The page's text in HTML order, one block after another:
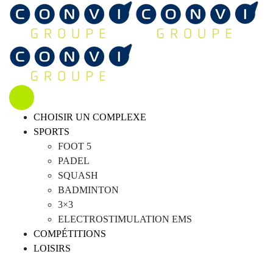
CHOISIR UN COMPLEXE
SPORTS
FOOT 5
PADEL
SQUASH
BADMINTON
3×3
ELECTROSTIMULATION EMS
COMPÉTITIONS
LOISIRS